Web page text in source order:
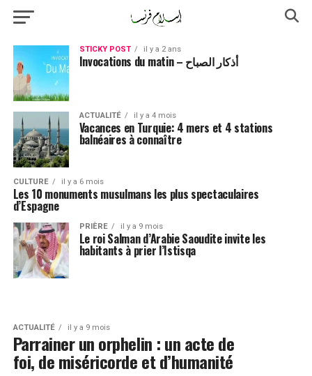
STICKY POST il y a 2 ans
Invocations du matin – أذكار الصباح
ACTUALITÉ il y a 4 mois
Vacances en Turquie: 4 mers et 4 stations
balnéaires à connaître
CULTURE il y a 6 mois
Les 10 monuments musulmans les plus spectaculaires
d’Espagne
PRIÈRE il y a 9 mois
Le roi Salman d’Arabie Saoudite invite les
habitants à prier l’Istisqa
ACTUALITÉ il y a 9 mois
Parrainer un orphelin : un acte de
foi, de miséricorde et d’humanité